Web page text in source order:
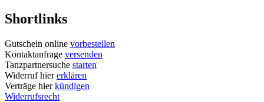
Shortlinks
Gutschein online vorbestellen
Kontaktanfrage versenden
Tanzpartnersuche starten
Widerruf hiererklären
Verträge hierkündigen
Widerrufsrecht